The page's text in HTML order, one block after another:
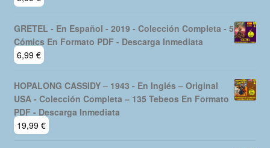
GRETEL - En Español - 2019 - Colección Completa - 5
Cómics En Formato PDF - Descarga Inmediata
6,99 €
HOPALONG CASSIDY – 1943 - En Inglés – Original
USA - Colección Completa – 135 Tebeos En Formato
PDF - Descarga Inmediata
19,99 €